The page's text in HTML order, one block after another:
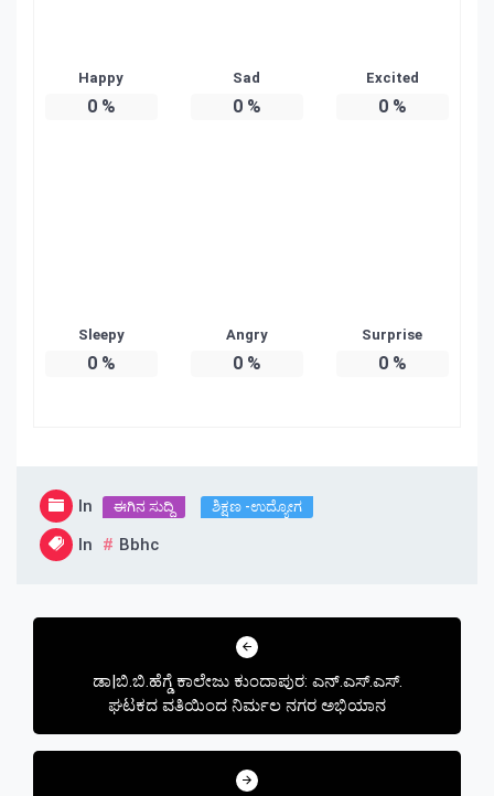
Happy
0%
Sad
0%
Excited
0%
Sleepy
0%
Angry
0%
Surprise
0%
In ಈಗಿನ ಸುದ್ದಿ ಶಿಕ್ಷಣ -ಉದ್ಯೋಗ
In Bbhc
Post
ಡಾ|ಬಿ.ಬಿ.ಹೆಗ್ಡೆ ಕಾಲೇಜು ಕುಂದಾಪುರ: ಎನ್.ಎಸ್.ಎಸ್.
ಘಟಕದ ವತಿಯಿಂದ ನಿರ್ಮಲ ನಗರ ಅಭಿಯಾನ